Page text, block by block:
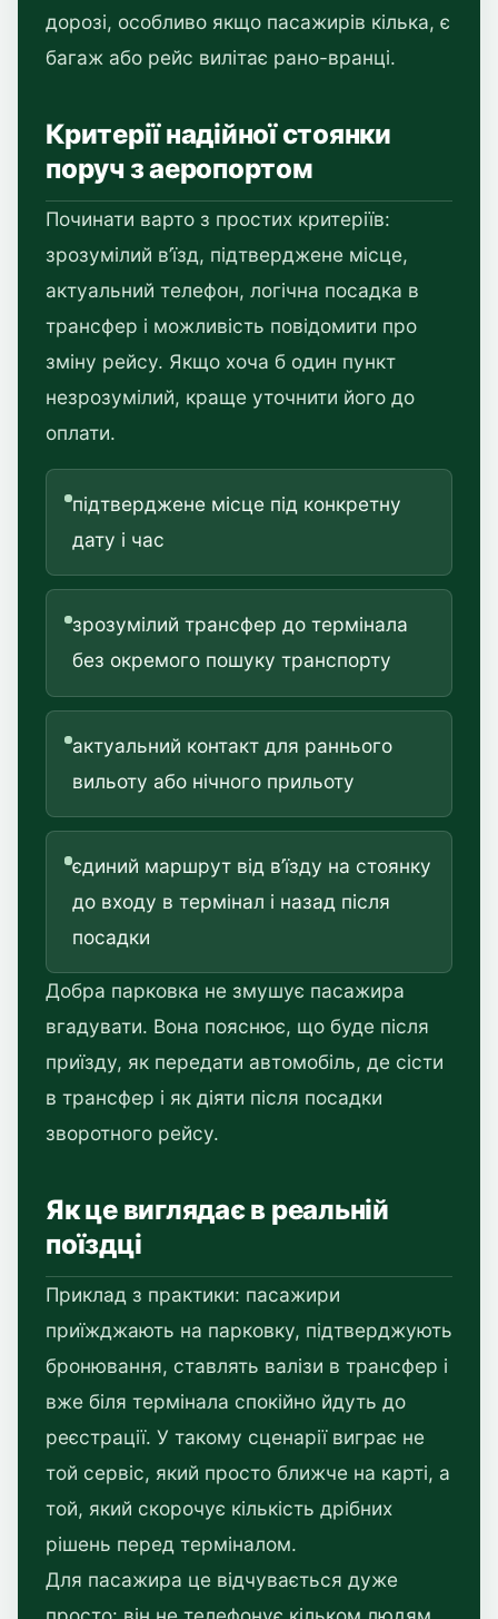
дорозі, особливо якщо пасажирів кілька, є
багаж або рейс вилітає рано-вранці.
Критерії надійної стоянки
поруч з аеропортом
Починати варто з простих критеріїв:
зрозумілий в’їзд, підтверджене місце,
актуальний телефон, логічна посадка в
трансфер і можливість повідомити про
зміну рейсу. Якщо хоча б один пункт
незрозумілий, краще уточнити його до
оплати.
підтверджене місце під конкретну
дату і час
зрозумілий трансфер до термінала
без окремого пошуку транспорту
актуальний контакт для раннього
вильоту або нічного прильоту
єдиний маршрут від в’їзду на стоянку
до входу в термінал і назад після
посадки
Добра парковка не змушує пасажира
вгадувати. Вона пояснює, що буде після
приїзду, як передати автомобіль, де сісти
в трансфер і як діяти після посадки
зворотного рейсу.
Як це виглядає в реальній
поїздці
Приклад з практики: пасажири
приїжджають на парковку, підтверджують
бронювання, ставлять валізи в трансфер і
вже біля термінала спокійно йдуть до
реєстрації. У такому сценарії виграє не
той сервіс, який просто ближче на карті, а
той, який скорочує кількість дрібних
рішень перед терміналом.
Для пасажира це відчувається дуже